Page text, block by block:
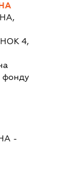
4,
фонду
-